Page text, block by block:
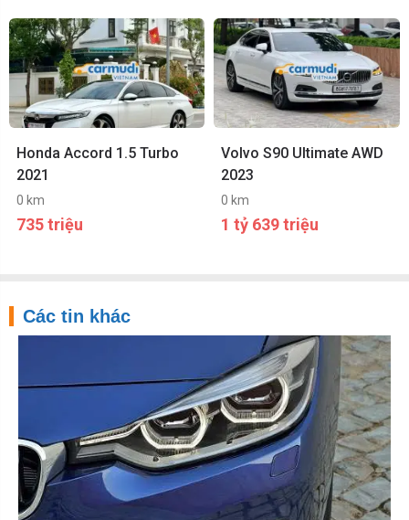
Honda Accord 1.5 Turbo
2021
0 km
735 triệu
Volvo S90 Ultimate AWD
2023
0 km
1 tỷ 639 triệu
Các tin khác